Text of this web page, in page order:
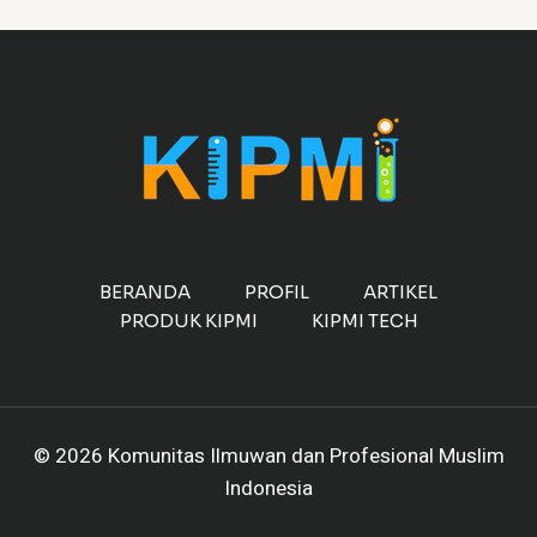
BERANDA PROFIL
ARTIKEL
PRODUK KIPMI
KIPMI TECH
© 2026 Komunitas Ilmuwan dan Profesional Muslim
Indonesia